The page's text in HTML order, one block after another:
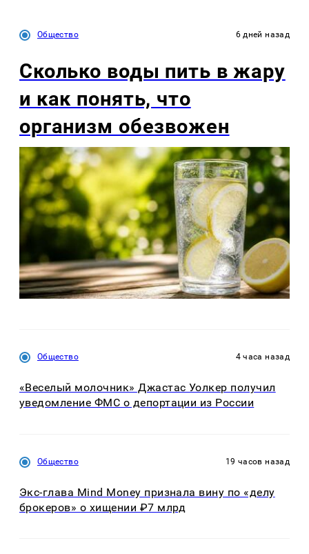
Общество 6 дней назад
Сколько воды пить в жару
и как понять, что
организм обезвожен
Общество 4 часа назад
«Веселый молочник» Джастас Уолкер получил
уведомление ФМС о депортации из России
Общество 19 часов назад
Экс-глава Mind Money признала вину по «делу
брокеров» о хищении ₽7 млрд